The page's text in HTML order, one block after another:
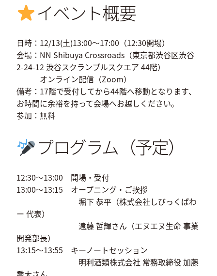
イベント概要
日時：12/13(土)13:00〜17:00（12:30開場）
会場：NN Shibuya Crossroads（東京都渋谷区渋谷
2-24-12 渋谷スクランブルスクエア 44階）
オンライン配信（Zoom）
備考：17階で受付してから44階へ移動となります、
お時間に余裕を持って会場へお越しください。
参加：無料
プログラム（予定）
12:30〜13:00 開場・受付
13:00〜13:15 オープニング・ご挨拶
堀下 恭平（株式会社しびっくぱわ
ー 代表）
遠藤 哲輝さん（エヌエヌ生命 事業
開発部長）
13:15〜13:55 キーノートセッション
明利酒類株式会社 常務取締役 加藤